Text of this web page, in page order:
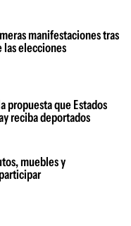
manifestaciones tras
las elecciones
propuesta que Estados
reciba deportados
muebles y